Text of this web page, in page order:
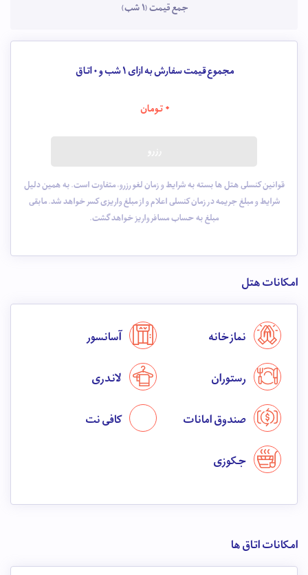
جمع قیمت (1 شب)
مجموع قیمت سفارش به ازای 1 شب و 0اتاق
0تومان
قوانین کنسلی هتل ها بسته به شرایط و زمان لغو رزرو، متفاوت است. به همین دلیل
شرایط و مبلغ جریمه در زمان کنسلی اعلام و از مبلغ واریزی کسر خواهد شد. مابقی
مبلغ به حساب مسافر واریز خواهد گشت.
امکانات هتل
نماز خانه آسانسور
رستوران لاندری
صندوق امانات کافی نت
جکوزی
امکانات اتاق ها